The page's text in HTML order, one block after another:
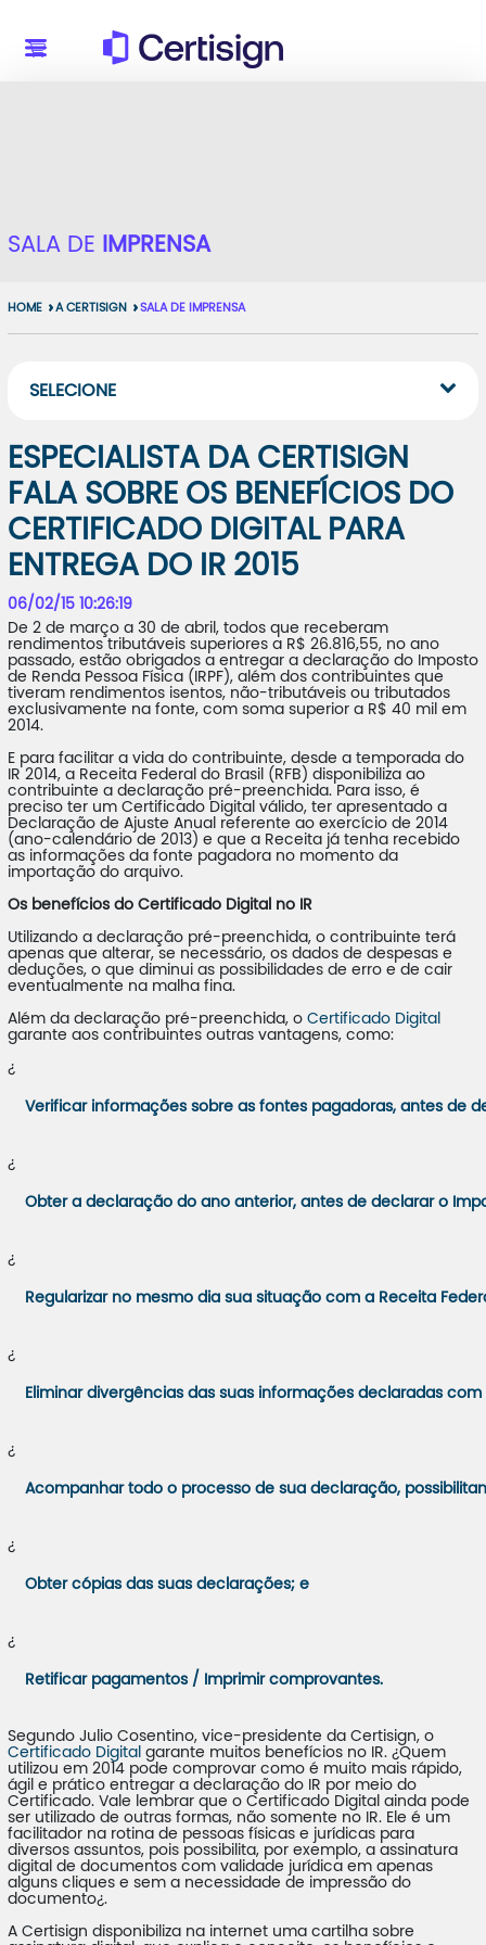
SALA DE IMPRENSA
HOME A CERTISIGN SALA DE IMPRENSA
SELECIONE
ESPECIALISTA DA CERTISIGN
FALA SOBRE OS BENEFÍCIOS DO
CERTIFICADO DIGITAL PARA
ENTREGA DO IR 2015
06/02/15 10:26:19
De 2 de março a 30 de abril, todos que receberam
rendimentos tributáveis superiores a R$ 26.816,55, no ano
passado, estão obrigados a entregar a declaração do Imposto
de Renda Pessoa Física (IRPF), além dos contribuintes que
tiveram rendimentos isentos, não-tributáveis ou tributados
exclusivamente na fonte, com soma superior a R$ 40 mil em
2014.
E para facilitar a vida do contribuinte, desde a temporada do
IR 2014, a Receita Federal do Brasil (RFB) disponibiliza ao
contribuinte a declaração pré-preenchida. Para isso, é
preciso ter um Certificado Digital válido, ter apresentado a
Declaração de Ajuste Anual referente ao exercício de 2014
(ano-calendário de 2013) e que a Receita já tenha recebido
as informações da fonte pagadora no momento da
importação do arquivo.
Os benefícios do Certificado Digital no IR
Utilizando a declaração pré-preenchida, o contribuinte terá
apenas que alterar, se necessário, os dados de despesas e
deduções, o que diminui as possibilidades de erro e de cair
eventualmente na malha fina.
Além da declaração pré-preenchida, o Certificado Digital
garante aos contribuintes outras vantagens, como:
¿
Verificar informações sobre as fontes pagadoras, antes de
¿
Obter a declaração do ano anterior, antes de declarar o
¿
Regularizar no mesmo dia sua situação com a Receita
¿
Eliminar divergências das suas informações declaradas
¿
Acompanhar todo o processo de sua declaração,
¿
Obter cópias das suas declarações; e
¿
Retificar pagamentos / Imprimir comprovantes.
Segundo Julio Cosentino, vice-presidente da Certisign, o
Certificado Digital garante muitos benefícios no IR. ¿Quem
utilizou em 2014 pode comprovar como é muito mais rápido,
ágil e prático entregar a declaração do IR por meio do
Certificado. Vale lembrar que o Certificado Digital ainda pode
ser utilizado de outras formas, não somente no IR. Ele é um
facilitador na rotina de pessoas físicas e jurídicas para
diversos assuntos, pois possibilita, por exemplo, a assinatura
digital de documentos com validade jurídica em apenas
alguns cliques e sem a necessidade de impressão do
documento¿.
A Certisign disponibiliza na internet uma cartilha sobre